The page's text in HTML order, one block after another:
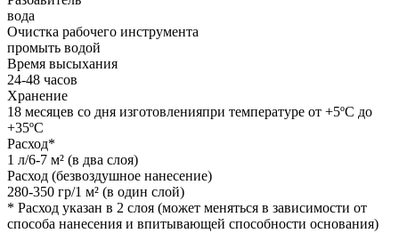
вода
Очистка рабочего инструмента
промыть водой
Время высыхания
24-48 часов
Хранение
18 месяцев со дня изготовленияпри температуре от +5ºС до
+35ºС
Расход*
1 л/6-7 м² (в два слоя)
Расход (безвоздушное нанесение)
280-350 гр/1 м² (в один слой)
* Расход указан в 2 слоя (может меняться в зависимости от
способа нанесения и впитывающей способности основания)